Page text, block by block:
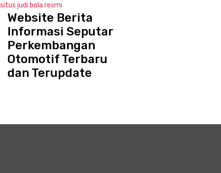
situs judi bola resmi
e
Website Berita
Informasi Seputar
Perkembangan
Otomotif Terbaru
dan Terupdate